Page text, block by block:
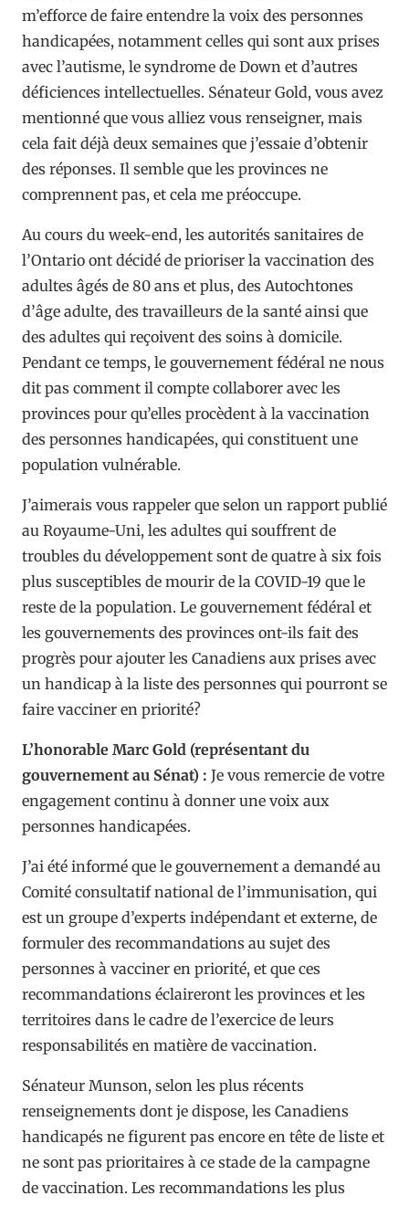
m’efforce de faire entendre la voix des personnes
handicapées, notamment celles qui sont aux prises
avec l’autisme, le syndrome de Down et d’autres
déficiences intellectuelles. Sénateur Gold, vous avez
mentionné que vous alliez vous renseigner, mais
cela fait déjà deux semaines que j’essaie d’obtenir
des réponses. Il semble que les provinces ne
comprennent pas, et cela me préoccupe.
Au cours du week-end, les autorités sanitaires de
l’Ontario ont décidé de prioriser la vaccination des
adultes âgés de 80 ans et plus, des Autochtones
d’âge adulte, des travailleurs de la santé ainsi que
des adultes qui reçoivent des soins à domicile.
Pendant ce temps, le gouvernement fédéral ne nous
dit pas comment il compte collaborer avec les
provinces pour qu’elles procèdent à la vaccination
des personnes handicapées, qui constituent une
population vulnérable.
J’aimerais vous rappeler que selon un rapport publié
au Royaume-Uni, les adultes qui souffrent de
troubles du développement sont de quatre à six fois
plus susceptibles de mourir de la COVID-19 que le
reste de la population. Le gouvernement fédéral et
les gouvernements des provinces ont-ils fait des
progrès pour ajouter les Canadiens aux prises avec
un handicap à la liste des personnes qui pourront se
faire vacciner en priorité?
L’honorable Marc Gold (représentant du
gouvernement au Sénat) : Je vous remercie de votre
engagement continu à donner une voix aux
personnes handicapées.
J’ai été informé que le gouvernement a demandé au
Comité consultatif national de l’immunisation, qui
est un groupe d’experts indépendant et externe, de
formuler des recommandations au sujet des
personnes à vacciner en priorité, et que ces
recommandations éclaireront les provinces et les
territoires dans le cadre de l’exercice de leurs
responsabilités en matière de vaccination.
Sénateur Munson, selon les plus récents
renseignements dont je dispose, les Canadiens
handicapés ne figurent pas encore en tête de liste et
ne sont pas prioritaires à ce stade de la campagne
de vaccination. Les recommandations les plus